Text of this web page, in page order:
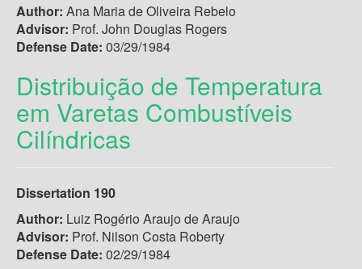
Author: Ana Maria de Oliveira Rebelo
Advisor: Prof. John Douglas Rogers
Defense Date: 03/29/1984
Distribuição de Temperatura
em Varetas Combustíveis
Cilíndricas
Dissertation 190
Author: Luiz Rogério Araujo de Araujo
Advisor: Prof. Nilson Costa Roberty
Defense Date: 02/29/1984